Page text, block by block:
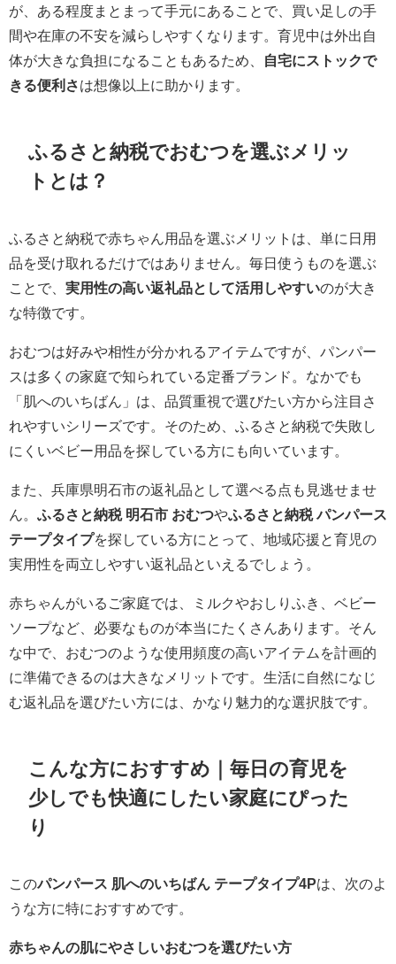
が、ある程度まとまって手元にあることで、買い足しの手
間や在庫の不安を減らしやすくなります。育児中は外出自
体が大きな負担になることもあるため、
自宅にストックで
きる便利さは想像以上に助かります。
ふるさと納税でおむつを選ぶメリッ
トとは？
ふるさと納税で赤ちゃん用品を選ぶメリットは、単に日用
品を受け取れるだけではありません。毎日使うものを選ぶ
ことで、 実用性の高い返礼品として活用しやすいのが大き
な特徴です。
おむつは好みや相性が分かれるアイテムですが、パンパー
スは多くの家庭で知られている定番ブランド。なかでも
「肌へのいちばん」は、品質重視で選びたい方から注目さ
れやすいシリーズです。そのため、ふるさと納税で失敗し
にくいベビー用品を探している方にも向いています。
また、兵庫県明石市の返礼品として選べる点も見逃せませ
ん。 ふるさと納税 明石市 おむつやふるさと納税 パンパース
テープタイプを探している方にとって、地域応援と育児の
実用性を両立しやすい返礼品といえるでしょう。
赤ちゃんがいるご家庭では、ミルクやおしりふき、ベビー
ソープなど、必要なものが本当にたくさんあります。そん
な中で、おむつのような使用頻度の高いアイテムを計画的
に準備できるのは大きなメリットです。生活に自然になじ
む返礼品を選びたい方には、かなり魅力的な選択肢です。
こんな方におすすめ｜毎日の育児を
少しでも快適にしたい家庭にぴった
り
このパンパース 肌へのいちばん テープタイプ4Pは、次のよ
うな方に特におすすめです。
赤ちゃんの肌にやさしいおむつを選びたい方